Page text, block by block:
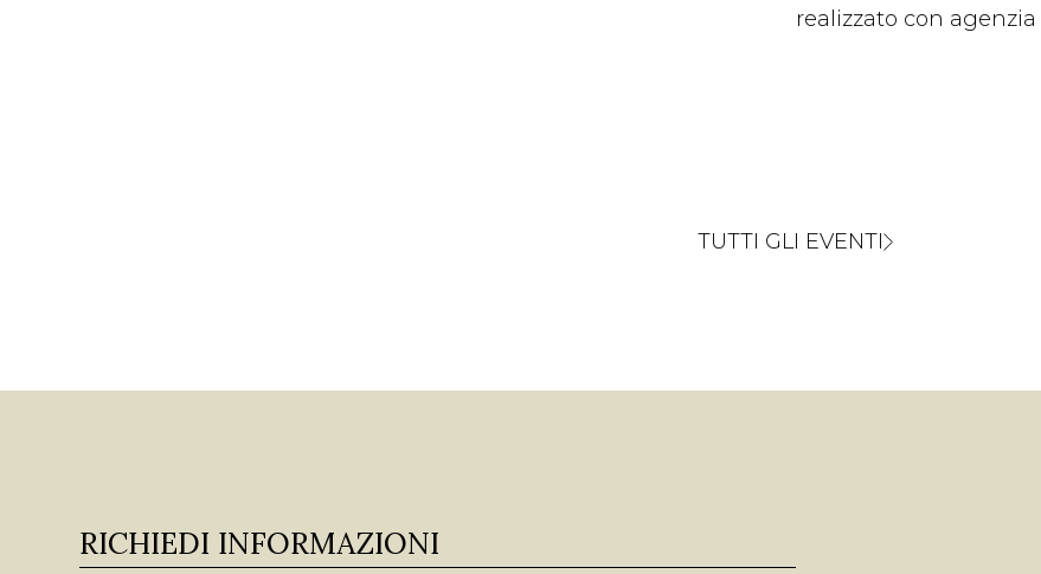
realizzato con agenzia
TUTTI GLI EVENTI
RICHIEDI INFORMAZIONI